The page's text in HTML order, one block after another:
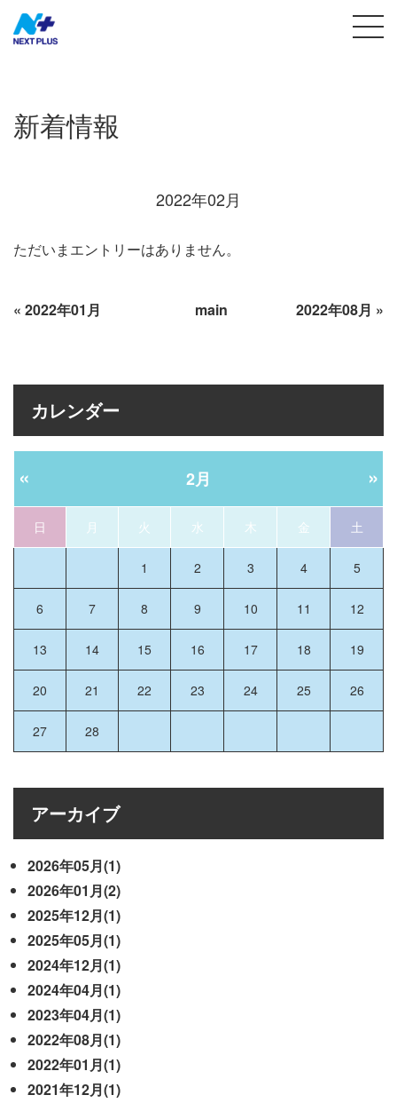
新着情報
2022年02月
ただいまエントリーはありません。
« 2022年01月 main 2022年08月 »
カレンダー
« 2月 »
日 月 火 水 木 金 土
1 2 3 4 5
6 7 8 9 10 11 12
13 14 15 16 17 18 19
20 21 22 23 24 25 26
27 28
アーカイブ
2026年05月(1)
2026年01月(2)
2025年12月(1)
2025年05月(1)
2024年12月(1)
2024年04月(1)
2023年04月(1)
2022年08月(1)
2022年01月(1)
2021年12月(1)